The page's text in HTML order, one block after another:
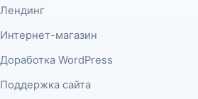
Лендинг
Интернет-магазин
Доработка WordPress
Поддержка сайта